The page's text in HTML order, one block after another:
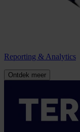
Reporting & Analytics
Ontdek meer